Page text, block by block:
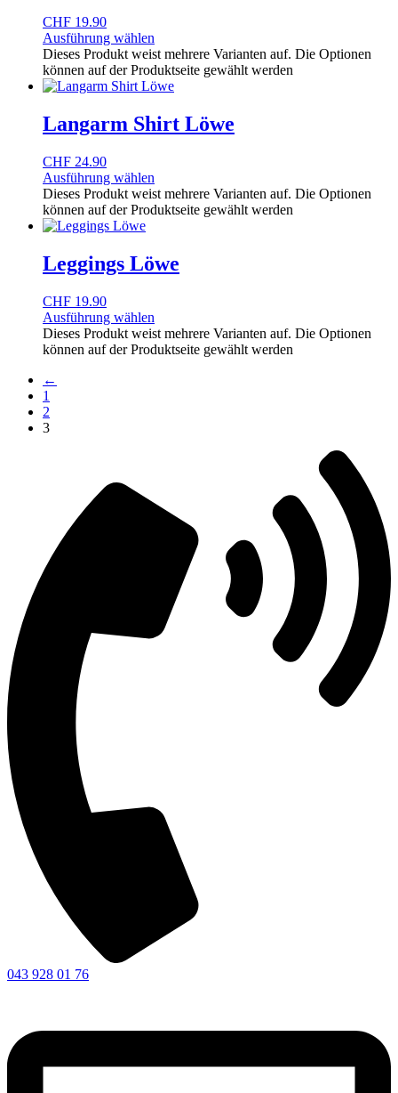
CHF 19.90
Ausführung wählen
Dieses Produkt weist mehrere Varianten auf. Die Optionen
können auf der Produktseite gewählt werden
Langarm Shirt Löwe
CHF 24.90
Ausführung wählen
Dieses Produkt weist mehrere Varianten auf. Die Optionen
können auf der Produktseite gewählt werden
Leggings Löwe
CHF 19.90
Ausführung wählen
Dieses Produkt weist mehrere Varianten auf. Die Optionen
können auf der Produktseite gewählt werden
←
1
2
3
043 928 01 76